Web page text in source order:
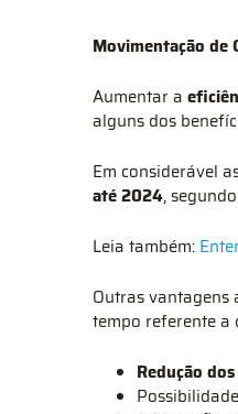
Movimentação de
Aumentar a
alguns dos
Em considerável
até 2024,
Leia também:
Outras vantagens
tempo referente a
Redução